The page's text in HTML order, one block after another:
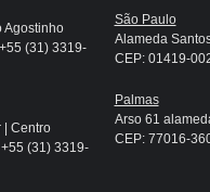
Agostinho
(31) 3319-
| Centro
(31) 3319-
São Paulo
Alameda
CEP: 01419-
Palmas
Arso 61
CEP: 77016-